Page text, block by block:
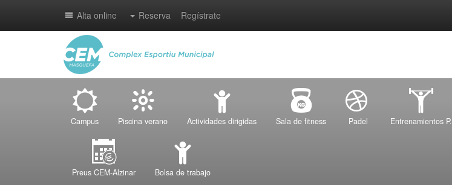
Alta online Reserva Regístrate
Campus Piscina verano Actividades dirigidas Sala de fitness Padel Entrenamientos P.
Preus CEM-Alzinar Bolsa de trabajo